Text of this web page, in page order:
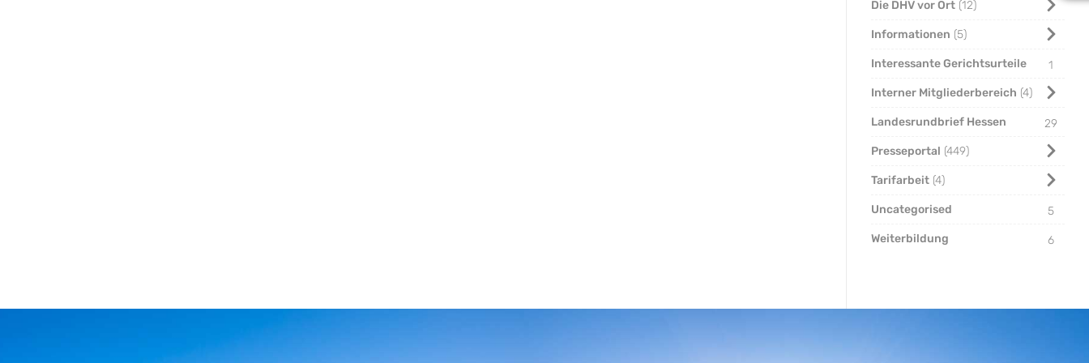
Die DHV vor Ort 12
Informationen 5
Interessante Gerichtsurteile
1
Interner Mitgliederbereich 4
Landesrundbrief Hessen
29
Presseportal 449
Tarifarbeit 4
Uncategorised
5
Weiterbildung
6